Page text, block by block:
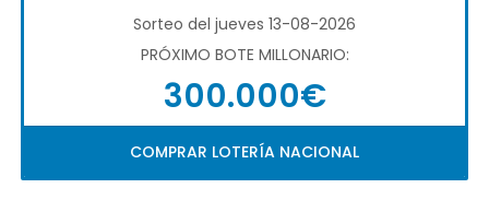
Sorteo del jueves 13-08-2026
PRÓXIMO BOTE MILLONARIO:
300.000€
COMPRAR LOTERÍA NACIONAL